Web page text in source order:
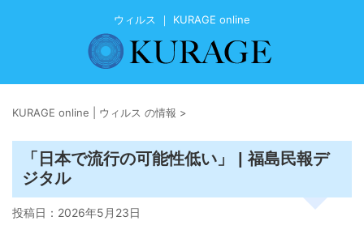
ウィルス ｜ KURAGE online
KURAGE online | ウィルス の情報 >
「日本で流行の可能性低い」 | 福島民報デ
ジタル
投稿日： 2026年5月23日